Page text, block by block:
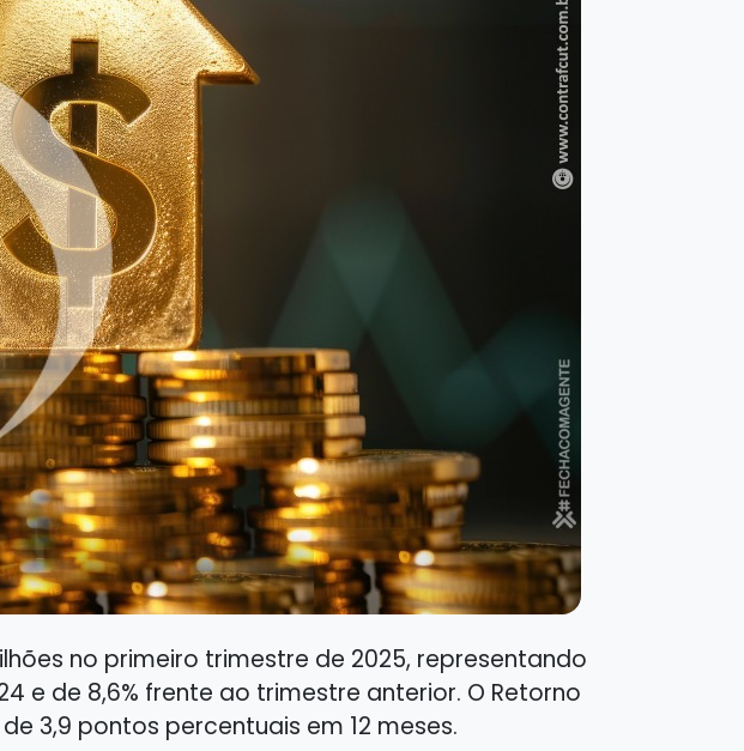
no primeiro trimestre de 2025, representando
e de 8,6% frente ao trimestre anterior. O Retorno
3,9 pontos percentuais em 12 meses.